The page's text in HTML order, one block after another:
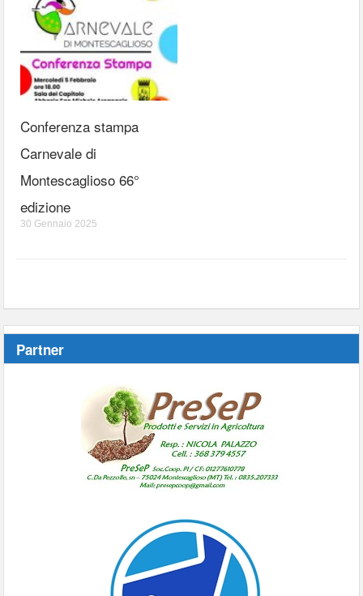
Conferenza stampa
Carnevale di
Montescaglioso 66°
edizione
30 Gennaio 2025
Partner